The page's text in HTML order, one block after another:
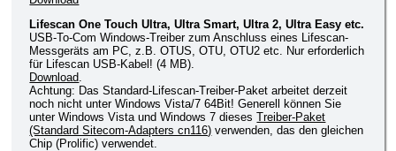
Lifescan One Touch Ultra, Ultra Smart, Ultra 2, Ultra Easy etc.
USB-To-Com Windows-Treiber zum Anschluss eines Lifescan-
Messgeräts am PC, z.B. OTUS, OTU, OTU2 etc. Nur erforderlich
für Lifescan USB-Kabel! (4 MB).
Download
Achtung: Das Standard-Lifescan-Treiber-Paket arbeitet derzeit
noch nicht unter Windows Vista/7 64Bit! Generell können Sie
unter Windows Vista und Windows 7 diesesTreiber-Paket
(Standard Sitecom-Adapters cn116) verwenden, das den gleichen
Chip (Prolific) verwendet.